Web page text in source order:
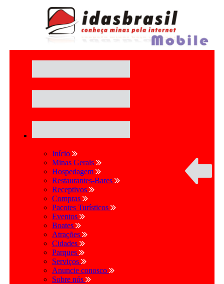
Início
Minas Gerais
Hospedagem
Restaurantes-Bares
Receptivos
Compras
Pacotes Turísticos
Eventos
Boates
Atrações
Cidades
Parques
Serviços
Anuncie conosco
Sobre nós